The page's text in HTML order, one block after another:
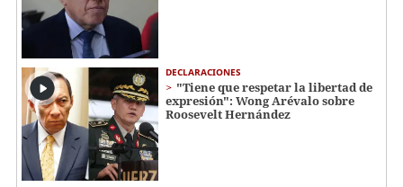
DECLARACIONES
"Tiene que respetar la libertad de
expresión": Wong Arévalo sobre
Roosevelt Hernández